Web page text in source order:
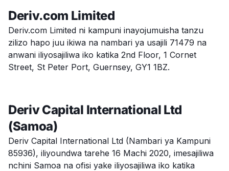
Deriv.com Limited
Deriv.com Limited ni kampuni inayojumuisha tanzu
zilizo hapo juu ikiwa na nambari ya usajili 71479 na
anwani iliyosajiliwa iko katika 2nd Floor, 1 Cornet
Street, St Peter Port, Guernsey, GY1 1BZ.
Deriv Capital International Ltd
(Samoa)
Deriv Capital International Ltd (Nambari ya Kampuni
85936), iliyoundwa tarehe 16 Machi 2020, imesajiliwa
nchini Samoa na ofisi yake iliyosajiliwa iko katika